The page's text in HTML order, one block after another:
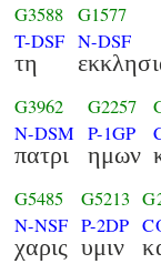
G3588
T-DSF
τη
G1577
N-DSF
G3962
N-DSM
πατρι
G2257
P-1GP
ημων
G5485
N-NSF
χαρις
G5213
P-2DP
υμιν